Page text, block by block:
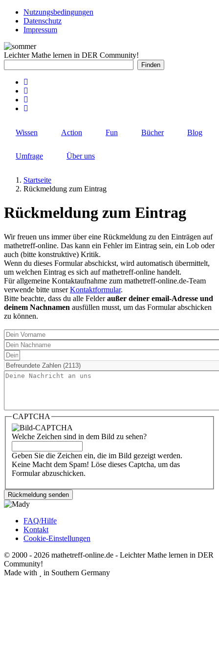
Direkt
zum
Inhalt
Rechtlicher
Schnellzugriff
Nutzungsbedingungen
Datenschutz
Impressum
Leichter Mathe lernen in DER Community!
Wissen Action Fun Bücher Blog
Umfrage Über uns
Pfadnavigation
Startseite
Rückmeldung zum Eintrag
Rückmeldung zum Eintrag
Wir freuen uns immer über eine Rückmeldung zu den Einträgen auf
mathetreff-online. Das kann ein Fehler im Eintrag sein, ein Lob oder
auch (bitte konstruktive) Kritik.
Wenn du dieses Formular abschickst, wird automatisch übermittelt,
um welchen Eintrag es sich auf mathetreff-online handelt.
Für allgemeine Kontaktaufnahme zum mathetreff-online.de-Team
verwende bitte unserKontaktformular.
Bitte beachte, dass du alle Felderaußer deiner email-Adresse und
deinem Nachnamen ausfüllen musst, um das Formular abschicken
zu können.
Dein
Vorname
Dein
Nachname
Deine
email
Betrifft
Inhalt
Deine
CAPTCHA
Welche Zeichen sind in dem Bild zu sehen?
Geben Sie die Zeichen ein, die im Bild gezeigt werden.
Keine Macht dem Spam! Löse dieses Captcha, um das
Formular abzuschicken.
Fußbereich
FAQ/Hilfe
Kontakt
Cookie-Einstellungen
© 2000 - 2026 mathetreff-online.de - Leichter Mathe lernen in DER
Community!
Made with
in Southern Germany